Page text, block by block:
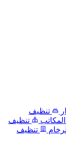
تنظيف
تنظيف
تنظيف